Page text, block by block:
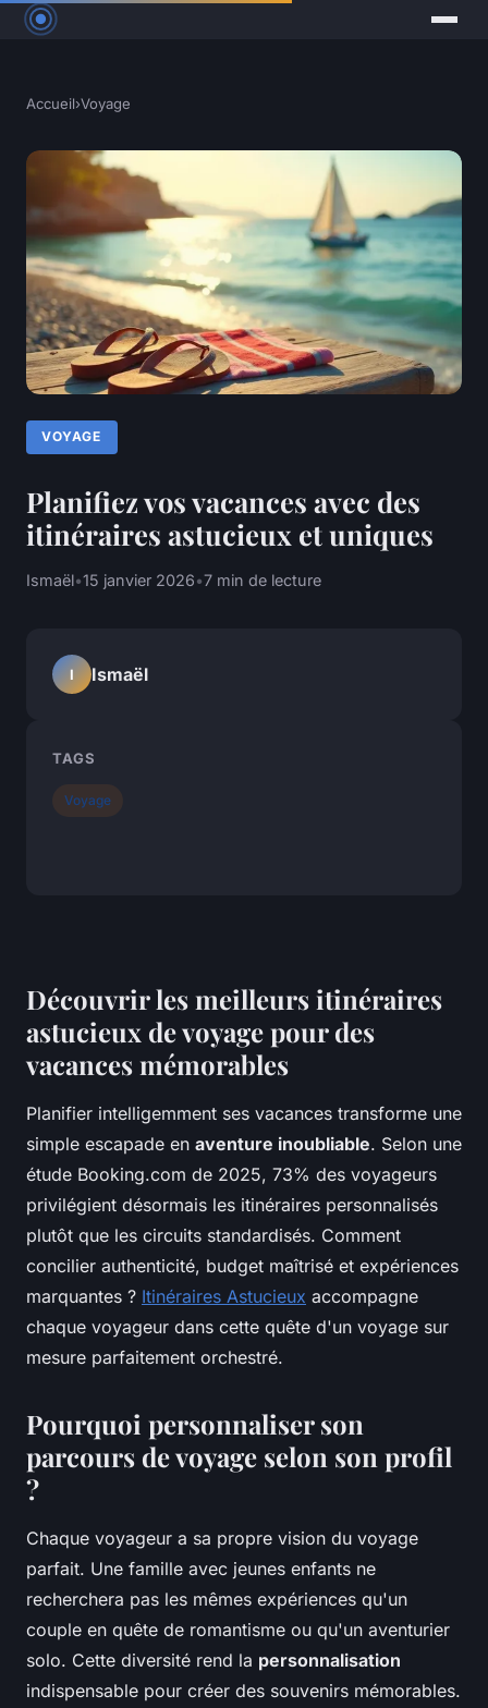
Accueil›Voyage
VOYAGE
Planifiez vos vacances avec des
itinéraires astucieux et uniques
Ismaël•15 janvier 2026•7 min de lecture
Découvrir les meilleurs itinéraires
astucieux de voyage pour des
vacances mémorables
Planifier intelligemment ses vacances transforme une
simple escapade en aventure inoubliable. Selon une
étude Booking.com de 2025, 73% des voyageurs
privilégient désormais les itinéraires personnalisés
plutôt que les circuits standardisés. Comment
concilier authenticité, budget maîtrisé et expériences
marquantes ? Itinéraires Astucieux accompagne
chaque voyageur dans cette quête d'un voyage sur
mesure parfaitement orchestré.
Pourquoi personnaliser son
parcours de voyage selon son profil
?
Chaque voyageur a sa propre vision du voyage
parfait. Une famille avec jeunes enfants ne
recherchera pas les mêmes expériences qu'un
couple en quête de romantisme ou qu'un aventurier
solo. Cette diversité rend la personnalisation
indispensable pour créer des souvenirs mémorables.
I Ismaël
TAGS
Voyage